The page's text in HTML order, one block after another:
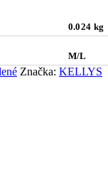
0.024 kg
M/L
Značka: KELLYS